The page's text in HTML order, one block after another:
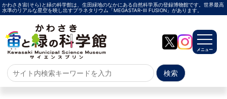
かわさき宙(そら)と緑の科学館は、生田緑地のなかにある自然科学系の登録博物館です。世界最高
水準のリアルな星空を映し出すプラネタリウム「MEGASTAR-Ⅲ FUSION」があります。
メニュー
ホーム